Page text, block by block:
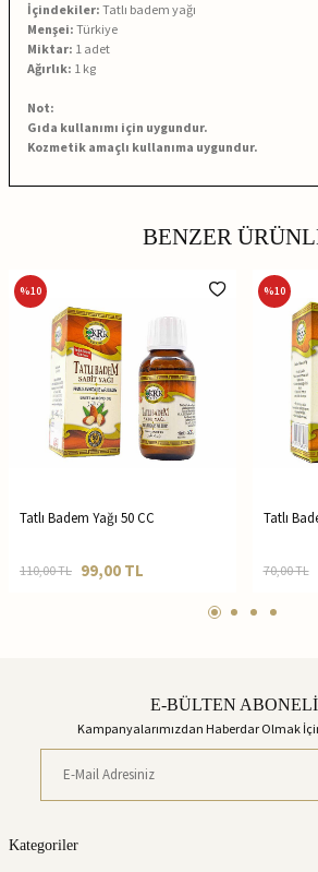
İçindekiler: Tatlı badem yağı
Menşei: Türkiye
Miktar: 1 adet
Ağırlık: 1 kg
Not:
Gıda kullanımı için uygundur.
Kozmetik amaçlı kullanıma uygundur.
BENZER
%10
Tatlı Badem Yağı 50 CC
110,00TL 99,00 TL
%10
Tatlı
70,00TL
E-BÜLTEN
Kampanyalarımızdan Haberdar Olmak
Kategoriler